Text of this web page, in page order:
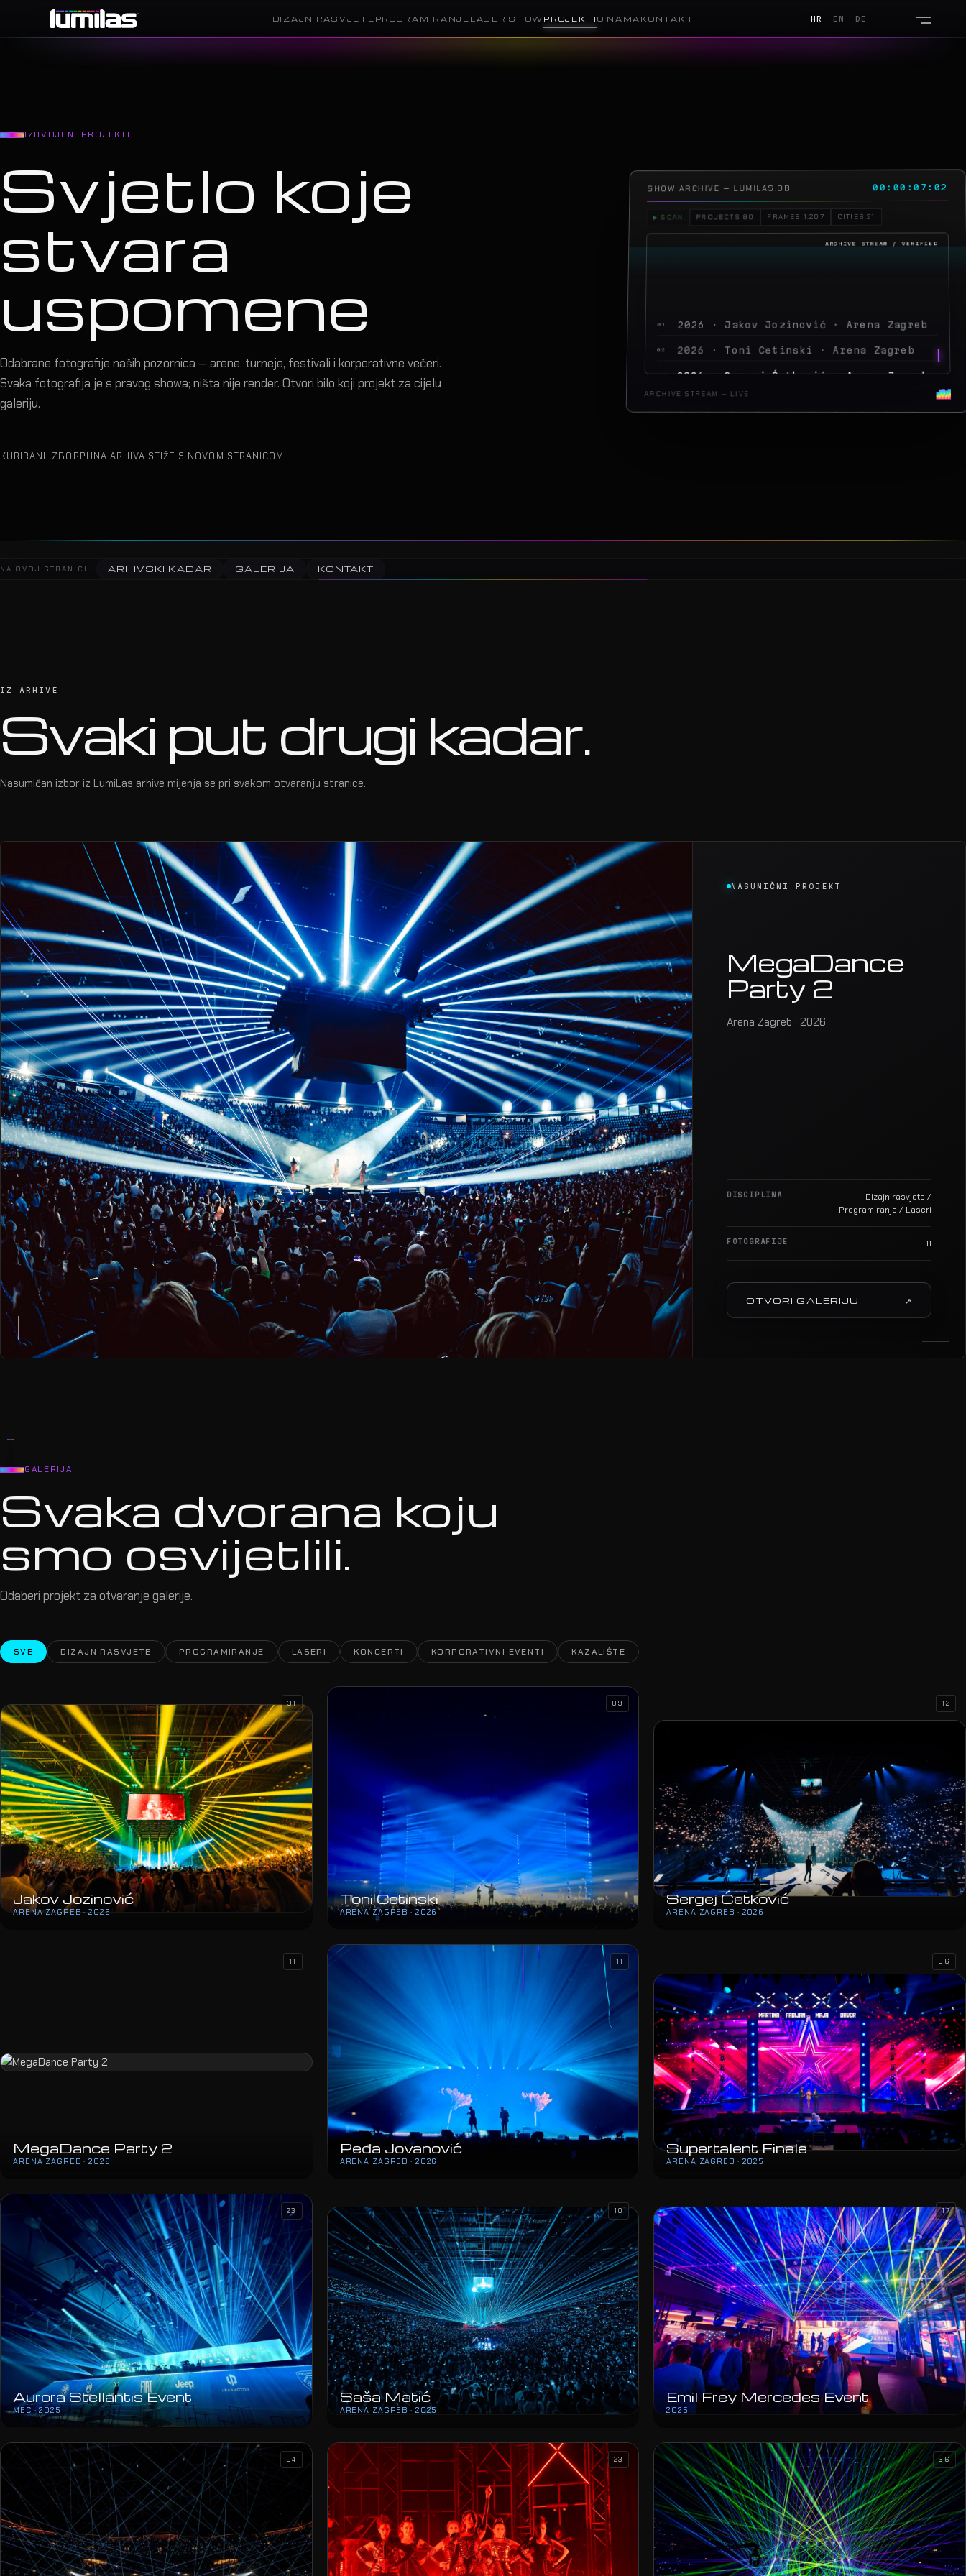
HR EN DE
DIZAJN RASVJETE PROGRAMIRANJE LASER SHOW PROJEKTI O NAMA KONTAKT
IZDVOJENI PROJEKTI
Svjetlo koje
stvara
uspomene
Odabrane fotografije naših pozornica — arene, turneje, festivali i korporativne večeri.
Svaka fotografija je s pravog showa; ništa nije render. Otvori bilo koji projekt za cijelu
galeriju.
KURIRANI IZBORPUNA ARHIVA STIŽE S NOVOM STRANICOM
SHOW ARCHIVE — LUMILAS.DB 00:00:10:17
▶ SCAN PROJECTS 80 FRAMES 1.207 CITIES 21
2026 · Sergej Ćetković · Arena Zagreb
04 2026 · Peđa Jovanović · Arena Zagreb
ARCHIVE STREAM — LIVE
NA OVOJ STRANICI ARHIVSKI KADAR GALERIJA KONTAKT
IZ ARHIVE
Svaki put drugi kadar.
Nasumičan izbor iz LumiLas arhive mijenja se pri svakom otvaranju stranice.
NASUMIČNI PROJEKT
MegaDance
Party 2
Arena Zagreb · 2026
DISCIPLINA
Dizajn rasvjete /
Programiranje / Laseri
FOTOGRAFIJE 11
OTVORI GALERIJU ↗
GALERIJA
Svaka dvorana koju
smo osvijetlili.
Odaberi projekt za otvaranje galerije.
SVE DIZAJN RASVJETE PROGRAMIRANJE LASERI KONCERTI KORPORATIVNI EVENTI KAZALIŠTE
Jakov Jozinović
ARENA ZAGREB · 2026
31
Toni Cetinski
ARENA ZAGREB · 2026
09
Sergej Ćetković
ARENA ZAGREB · 2026
12
MegaDance Party 2
ARENA ZAGREB · 2026
11
Peđa Jovanović
ARENA ZAGREB · 2026
11
Supertalent Finale
ARENA ZAGREB · 2025
06
Aurora Stellantis Event
MEC · 2025
23
Saša Matić
ARENA ZAGREB · 2025
10
Emil Frey Mercedes Event
2025
17
04 23 36